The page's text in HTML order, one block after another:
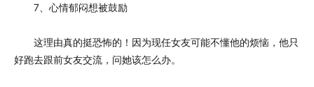
7、心情郁闷想被鼓励
这理由真的挺恐怖的！因为现任女友可能不懂他的烦恼，他只
好跑去跟前女友交流，问她该怎么办。